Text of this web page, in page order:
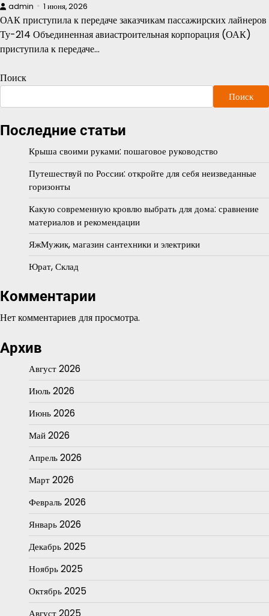
admin 1 июня, 2026
ОАК приступила к передаче заказчикам пассажирских лайнеров
Ту-214 Объединенная авиастроительная корпорация (ОАК)
приступила к передаче…
Поиск
Поиск
Последние статьи
Крыша своими руками: пошаговое руководство
Путешествуй по России: откройте для себя неизведанные
горизонты
Какую современную кровлю выбрать для дома: сравнение
материалов и рекомендации
ЯжМужик, магазин сантехники и электрики
Юрат, Склад
Комментарии
Нет комментариев для просмотра.
Архив
Август 2026
Июль 2026
Июнь 2026
Май 2026
Апрель 2026
Март 2026
Февраль 2026
Январь 2026
Декабрь 2025
Ноябрь 2025
Октябрь 2025
Август 2025